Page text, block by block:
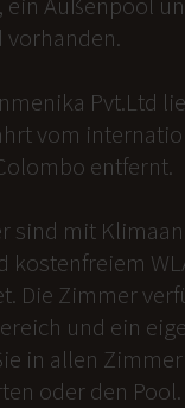
vorhanden.
Pvt.Ltd
vom
entfernt.
sind mit
kostenfreiem
Die Zimmer
und ein
in allen
oder den Pool.